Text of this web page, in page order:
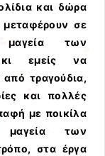
και δώρα
μεταφέρουν σε
μαγεία των
κι εμείς να
τραγούδια,
και πολλές
με ποικίλα
των
στα έργα